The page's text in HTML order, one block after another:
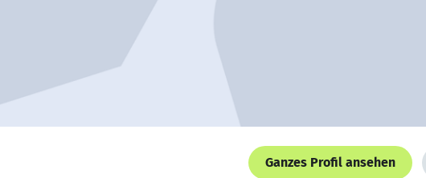
Ganzes Profil ansehen